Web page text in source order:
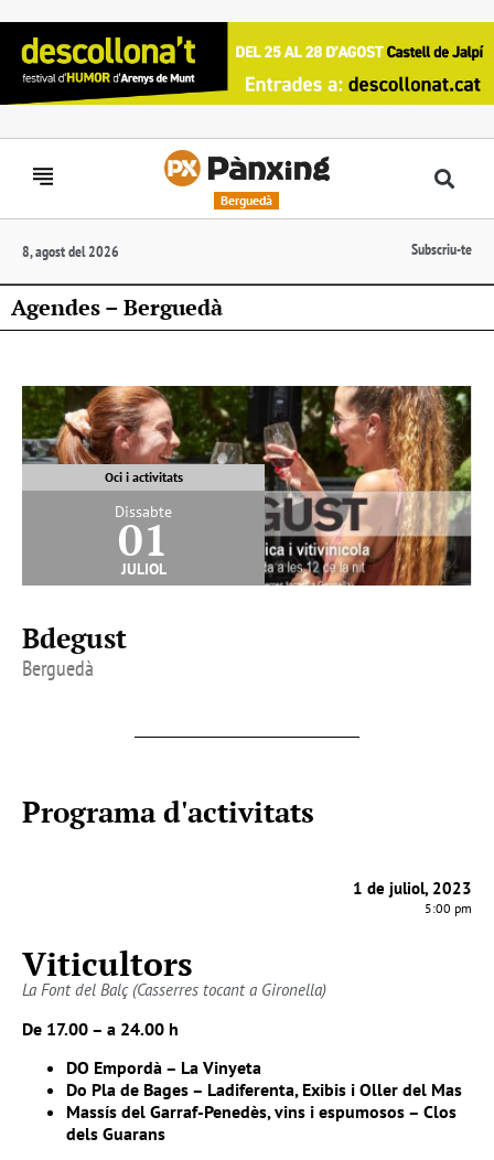
Berguedà
8, agost del 2026 Subscriu-te
Agendes – Berguedà
Oci i activitats
Dissabte
01
juliol
Bdegust
Berguedà
Programa d'activitats
1 de juliol, 2023
5:00 pm
Viticultors
La Font del Balç (Casserres tocant a Gironella)
De 17.00 – a 24.00 h
DO Empordà – La Vinyeta
Do Pla de Bages – Ladiferenta, Exibis i Oller del Mas
Massís del Garraf-Penedès, vins i espumosos – Clos
dels Guarans